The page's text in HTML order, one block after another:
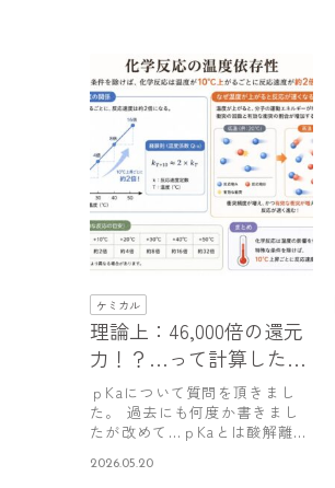
ケミカル
理論上：46,000倍の還元
力！？…って計算したら
怒られる(笑)
ｐKaについて質問を頂きまし
た。 過去にも何度か書きまし
たが改めて…ｐKaとは酸解離定
2026.05.20